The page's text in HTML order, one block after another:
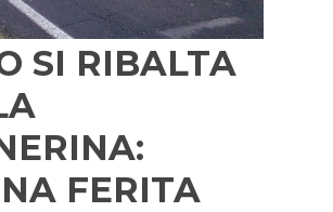
SI RIBALTA
FERITA